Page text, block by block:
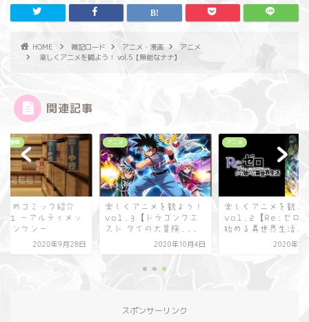
HOME 雑記ロード アニメ・漫画
アニメ
楽しくアニメを観よう！ vol.5【無能なナナ】
関連記事
・漫画
すめコミック紹介
～アルティメッ
ャンケン～
2020年9月28日
アニメ
楽しくアニメを観よう！
vol.3【ドラゴンクエ
スト ダイの大冒険...
2020年10月4日
アニメ
楽しくアニメを観よ
vol.2【Re:ゼロか
始める異世界生活
2020年9
スポンサーリンク